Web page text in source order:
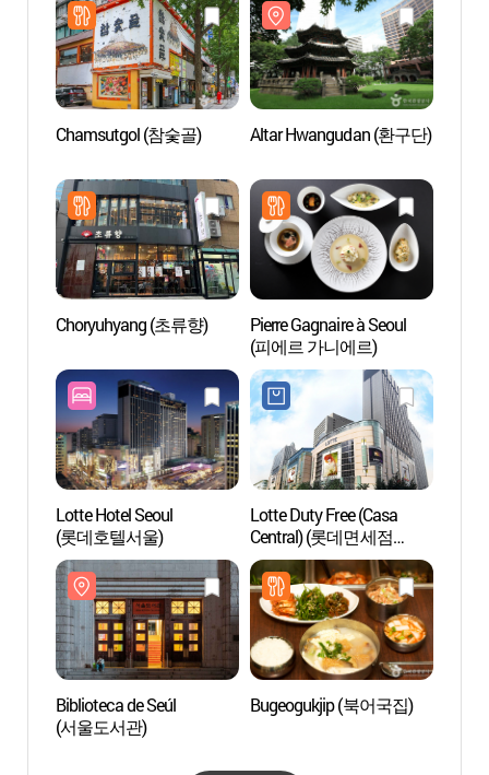
Chamsutgol (참숯골) Altar Hwangudan (환구단)
Choryuhyang (초류향)
Pierre Gagnaire à Seoul
(피에르 가니에르)
Lotte Hotel Seoul
(롯데호텔서울)
Lotte Duty Free (Casa
Central) (롯데면세점
(본점))
Biblioteca de Seúl
(서울도서관)
Bugeogukjip (북어국집)